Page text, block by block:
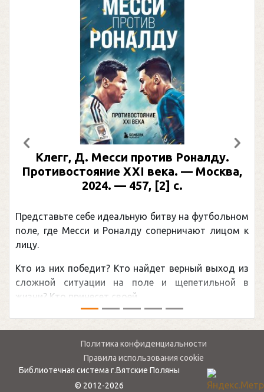
Клегг, Д. Месси против Роналду.
Противостояние XXI века. — Москва,
2024. — 457, [2] с.
Представьте себе идеальную битву на футбольном
поле, где Месси и Роналду соперничают лицом к
лицу.
Кто из них победит? Кто найдет верный выход из
сложной ситуации на поле и щепетильной в
жизни? Кто принесет своей ...
Предыдущий
Политика конфиденциальности
Правила использования cookie
Библиотечная система г.Вятские Поляны
© 2012-2026